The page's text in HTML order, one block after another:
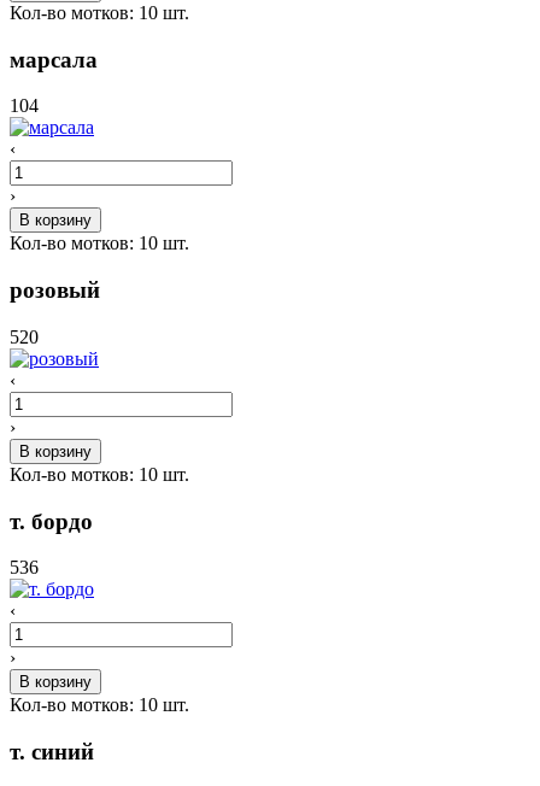
Кол-во мотков: 10 шт.
марсала
104
‹
›
В корзину
Кол-во мотков: 10 шт.
розовый
520
‹
›
В корзину
Кол-во мотков: 10 шт.
т. бордо
536
‹
›
В корзину
Кол-во мотков: 10 шт.
т. синий